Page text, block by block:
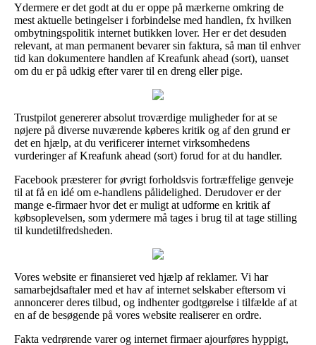
Ydermere er det godt at du er oppe på mærkerne omkring de
mest aktuelle betingelser i forbindelse med handlen, fx hvilken
ombytningspolitik internet butikken lover. Her er det desuden
relevant, at man permanent bevarer sin faktura, så man til enhver
tid kan dokumentere handlen af Kreafunk ahead (sort), uanset
om du er på udkig efter varer til en dreng eller pige.
Trustpilot genererer absolut troværdige muligheder for at se
nøjere på diverse nuværende køberes kritik og af den grund er
det en hjælp, at du verificerer internet virksomhedens
vurderinger af Kreafunk ahead (sort) forud for at du handler.
Facebook præsterer for øvrigt forholdsvis fortræffelige genveje
til at få en idé om e-handlens pålidelighed. Derudover er der
mange e-firmaer hvor det er muligt at udforme en kritik af
købsoplevelsen, som ydermere må tages i brug til at tage stilling
til kundetilfredsheden.
Vores website er finansieret ved hjælp af reklamer. Vi har
samarbejdsaftaler med et hav af internet selskaber eftersom vi
annoncerer deres tilbud, og indhenter godtgørelse i tilfælde af at
en af de besøgende på vores website realiserer en ordre.
Fakta vedrørende varer og internet firmaer ajourføres hyppigt,